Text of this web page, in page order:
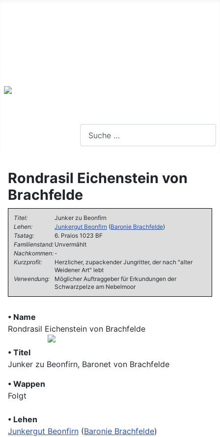
Rondrasil Eichenstein von
Brachfelde
Titel:
Junker zu Beonfirn
Lehen:
Junkergut Beonfirn (Baronie Brachfelde)
Tsatag:
6. Praios 1023 BF
Familienstand: Unvermählt
Nachkommen: -
Kurzprofil:
Herzlicher, zupackender Jungritter, der nach "alter
Weidener Art" lebt
Verwendung:
Möglicher Auftraggeber für Erkundungen der
Schwarzpelze am Nebelmoor
• Name
Rondrasil Eichenstein von Brachfelde
• Titel
Junker zu Beonfirn, Baronet von Brachfelde
• Wappen
Folgt
• Lehen
Junkergut Beonfirn (Baronie Brachfelde)